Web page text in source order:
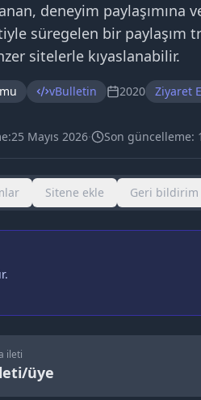
deneyim
süregelen bir
sitelerle kıyaslanabilir.
vBulletin 2020 Ziyaret
25 Mayıs 2026· Son güncelleme:
Sitene ekle Geri bildirim
ileti
üye